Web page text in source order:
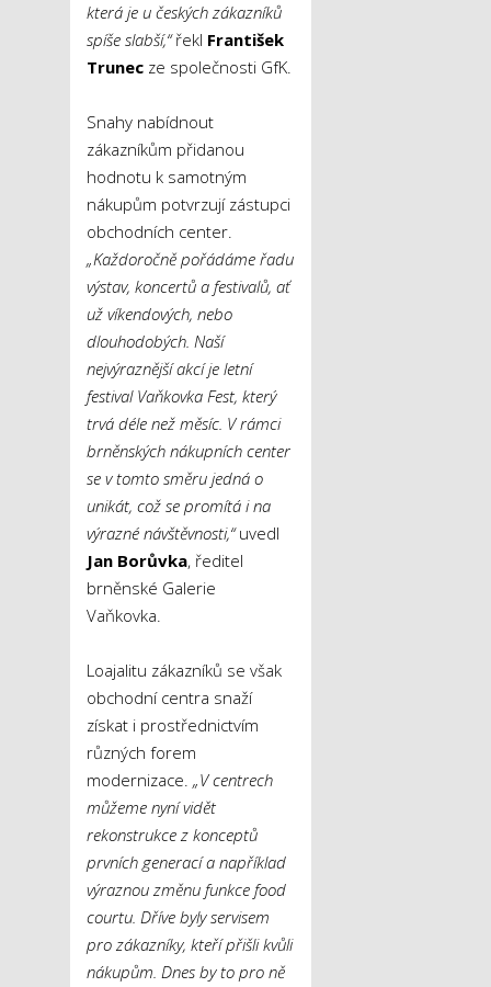
která je u českých zákazníků
spíše slabší,“řekl František
Trunec ze společnosti GfK.
Snahy nabídnout
zákazníkům přidanou
hodnotu k samotným
nákupům potvrzují zástupci
obchodních center.
„Každoročně pořádáme řadu
výstav, koncertů a festivalů, ať
už víkendových, nebo
dlouhodobých. Naší
nejvýraznější akcí je letní
festival Vaňkovka Fest, který
trvá déle než měsíc. V rámci
brněnských nákupních center
se v tomto směru jedná o
unikát, což se promítá i na
výrazné návštěvnosti,“uvedl
Jan Borůvka, ředitel
brněnské Galerie
Vaňkovka.
Loajalitu zákazníků se však
obchodní centra snaží
získat i prostřednictvím
různých forem
modernizace. „V centrech
můžeme nyní vidět
rekonstrukce z konceptů
prvních generací a například
výraznou změnu funkce food
courtu. Dříve byly servisem
pro zákazníky, kteří přišli kvůli
nákupům. Dnes by to pro ně